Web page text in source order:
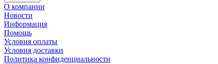
О компании
Новости
Информация
Помощь
Условия оплаты
Условия доставки
Политика конфиденциальности